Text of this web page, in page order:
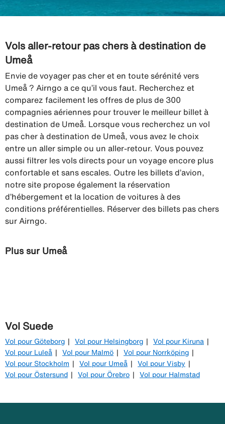
Vols aller-retour pas chers à destination de
Umeå
Envie de voyager pas cher et en toute sérénité vers
Umeå ? Airngo a ce qu’il vous faut. Recherchez et
comparez facilement les offres de plus de 300
compagnies aériennes pour trouver le meilleur billet à
destination de Umeå. Lorsque vous recherchez un vol
pas cher à destination de Umeå, vous avez le choix
entre un aller simple ou un aller-retour. Vous pouvez
aussi filtrer les vols directs pour un voyage encore plus
confortable et sans escales. Outre les billets d’avion,
notre site propose également la réservation
d’hébergement et la location de voitures à des
conditions préférentielles. Réserver des billets pas chers
sur Airngo.
Plus sur Umeå
Vol Suede
Vol pour Göteborg Vol pour Helsingborg
Vol pour Kiruna
Vol pour Luleå
Vol pour Malmö
Vol pour Norrköping
Vol pour Stockholm
Vol pour Umeå
Vol pour Visby
Vol pour Östersund
Vol pour Örebro Vol pour Halmstad